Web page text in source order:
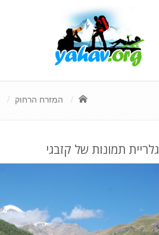
המזרח הרחוק
גלריית תמונות של קזבגי